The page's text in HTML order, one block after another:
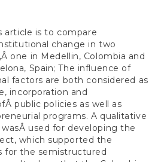
article is to compare
change in two
one in Medellin, Colombia and
Spain; The influence of
factors are both considered as
incorporation and
public policies as well as
programs. A qualitative
used for developing the
which supported the
for the semistructured